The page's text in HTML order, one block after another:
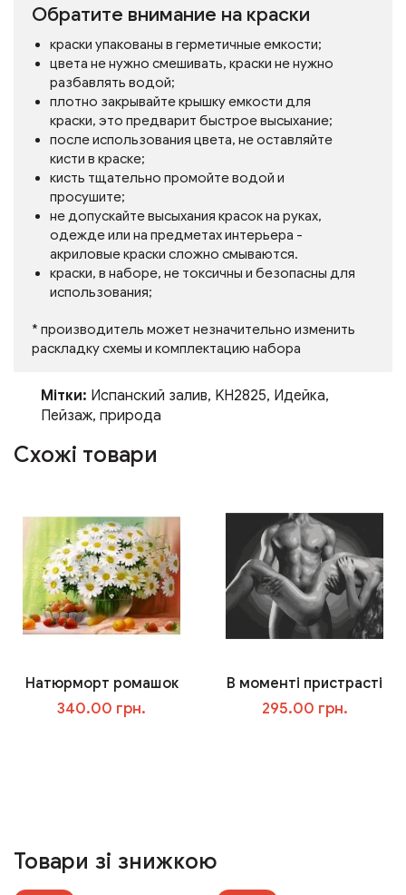
Обратите внимание на краски
краски упакованы в герметичные емкости;
цвета не нужно смешивать, краски не нужно
разбавлять водой;
плотно закрывайте крышку емкости для
краски, это предварит быстрое высыхание;
после использования цвета, не оставляйте
кисти в краске;
кисть тщательно промойте водой и
просушите;
не допускайте высыхания красок на руках,
одежде или на предметах интерьера -
акриловые краски сложно смываются.
краски, в наборе, не токсичны и безопасны для
использования;
* производитель может незначительно изменить
раскладку схемы и комплектацию набора
Мітки: Испанский залив, KH2825, Идейка,
Пейзаж, природа
Схожі товари
Натюрморт ромашок
340.00 грн.
В моменті пристрасті
295.00 грн.
Товари зі знижкою